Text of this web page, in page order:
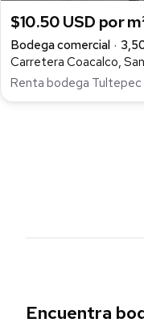
$10.50 USD por
Bodega comercial
Carretera Coacalco,
Renta bodega
Encuentra